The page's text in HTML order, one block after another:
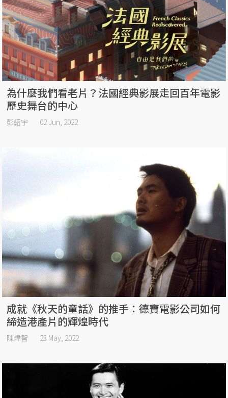
為什麼我們看老片？法國經典影展走回百年電影
歷史舞台的中心
彭紹宇 02 Jun, 2022
成就《秋天的童話》的推手：德寶電影公司如何
締造港產片的輝煌時代
陳煒智 23 May, 2022